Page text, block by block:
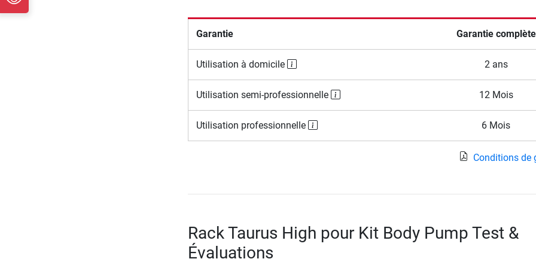
Garantie Garantie complète
Utilisation à domicile 2 ans
Utilisation semi-professionnelle 12 Mois
Utilisation professionnelle 6 Mois
Conditions de
Rack Taurus High pour Kit Body Pump Test &
Évaluations